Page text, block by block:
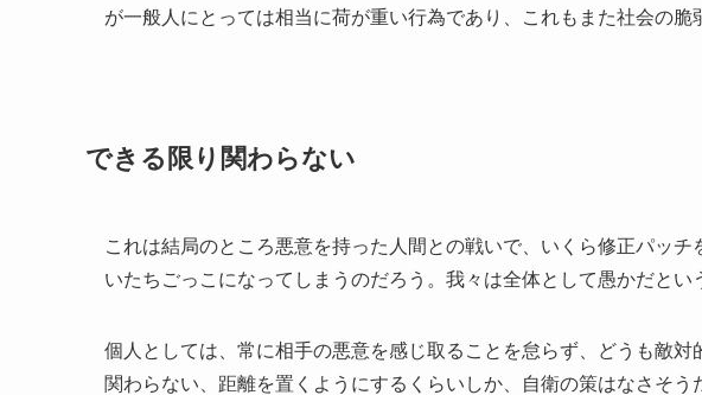
が一般人にとっては相当に荷が重い行為であり、これもまた社会の脆
できる限り関わらない
これは結局のところ悪意を持った人間との戦いで、いくら修正パッ
いたちごっこになってしまうのだろう。我々は全体として愚かだとい
個人としては、常に相手の悪意を感じ取ることを怠らず、どうも敵
関わらない、距離を置くようにするくらいしか、自衛の策はなさそう